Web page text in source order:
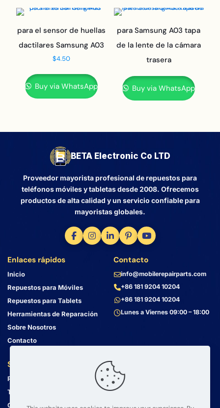
para el sensor de huellas
dactilares Samsung A03
$4.50
Buy via WhatsApp
para Samsung A03 tapa
de la lente de la cámara
trasera
Buy via WhatsApp
BETA Electronic Co LTD
Proveedor mayorista profesional de repuestos para
teléfonos móviles y tabletas desde 2008. Ofrecemos
productos de alta calidad y un servicio confiable para
mayoristas globales.
Enlaces rápidos
Inicio
Repuestos para Móviles
Repuestos para Tablets
Herramientas de Reparación
Sobre Nosotros
Contacto
Servicio al Cliente
Política de Privacidad
Términos y Condiciones
Guía de Envío
Contacto
info@mobilerepairparts.com
+86 181 9204 10204
+86 181 9204 10204
Lunes a Viernes 09:00 – 18:00
Dirección
Bin Jiang Xi Lu
Haizhu, Guangzhou